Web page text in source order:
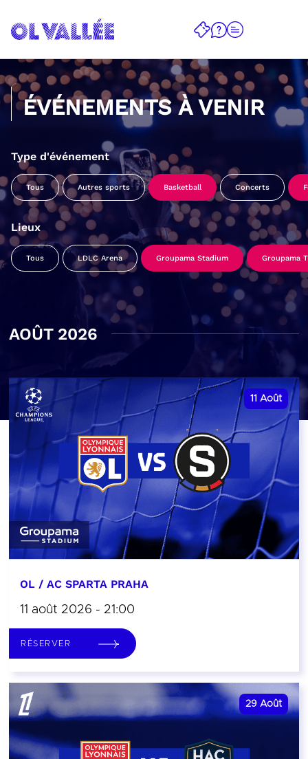
ÉVÉNEMENTS À VENIR
Type d'événement
Tous Autres sports Basketball Concerts
Lieux
Tous LDLC Arena Groupama Stadium Groupama
AOÛT 2026
11 Août
OL / AC SPARTA PRAHA
11 août 2026 - 21:00
RÉSERVER
29 Août